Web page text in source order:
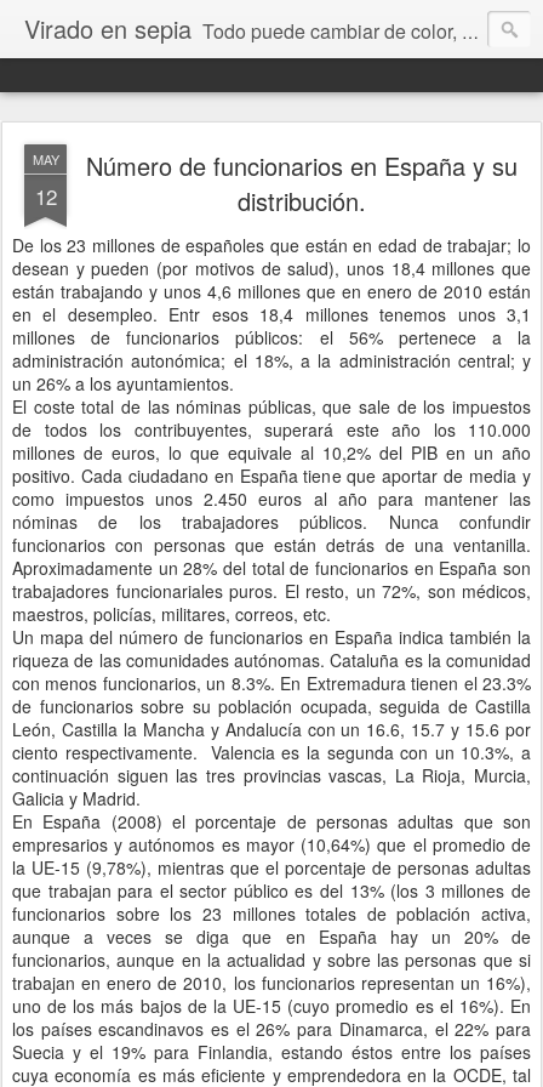
Virado en sepia Todo puede cambiar de color, depende de nosotros y de nuestra capacidad para aprender a mirar. Hablamos de sociedad, economía, empresa, política, RRHH, formación. De Historia reciente, de educación y de temas sociales.
MAY
12
Número de funcionarios en España y su
distribución.
De los 23 millones de españoles que están en edad de trabajar; lo
desean y pueden (por motivos de salud), unos 18,4 millones que
están trabajando y unos 4,6 millones que en enero de 2010 están
en el desempleo. Entr esos 18,4 millones tenemos unos 3,1
millones de funcionarios públicos: el 56% pertenece a la
administración autonómica; el 18%, a la administración central; y
un 26% a los ayuntamientos.
El coste total de las nóminas públicas, que sale de los impuestos
de todos los contribuyentes, superará este año los 110.000
millones de euros, lo que equivale al 10,2% del PIB en un año
positivo. Cada ciudadano en España tiene que aportar de media y
como impuestos unos 2.450 euros al año para mantener las
nóminas de los trabajadores públicos. Nunca confundir
funcionarios con personas que están detrás de una ventanilla.
Aproximadamente un 28% del total de funcionarios en España son
trabajadores funcionariales puros. El resto, un 72%, son médicos,
maestros, policías, militares, correos, etc.
Un mapa del número de funcionarios en España indica también la
riqueza de las comunidades autónomas. Cataluña es la comunidad
con menos funcionarios, un 8.3%. En Extremadura tienen el 23.3%
de funcionarios sobre su población ocupada, seguida de Castilla
León, Castilla la Mancha y Andalucía con un 16.6, 15.7 y 15.6 por
ciento respectivamente. Valencia es la segunda con un 10.3%, a
continuación siguen las tres provincias vascas, La Rioja, Murcia,
Galicia y Madrid.
En España (2008) el porcentaje de personas adultas que son
empresarios y autónomos es mayor (10,64%) que el promedio de
la UE-15 (9,78%), mientras que el porcentaje de personas adultas
que trabajan para el sector público es del 13% (los 3 millones de
funcionarios sobre los 23 millones totales de población activa,
aunque a veces se diga que en España hay un 20% de
funcionarios, aunque en la actualidad y sobre las personas que si
trabajan en enero de 2010, los funcionarios representan un 16%),
uno de los más bajos de la UE-15 (cuyo promedio es el 16%). En
los países escandinavos es el 26% para Dinamarca, el 22% para
Suecia y el 19% para Finlandia, estando éstos entre los países
cuya economía es más eficiente y emprendedora en la OCDE, tal